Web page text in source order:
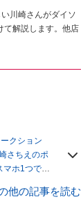
川崎さんがダイソ
て解説します。他店
ークション
さちえのポ
マホ1つでス
、しかも空
他の記事を読む